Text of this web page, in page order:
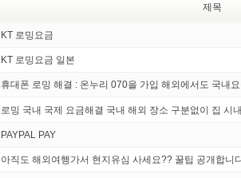
제목
KT 로밍요금
KT 로밍요금 일본
휴대폰 로밍 해결 : 온누리 070을 가입 해외에서도 국내
로밍 국내 국제 요금해결 국내 해외 장소 구분없이 집 시
PAYPAL PAY
아직도 해외여행가서 현지유심 사세요?? 꿀팁 공개합니